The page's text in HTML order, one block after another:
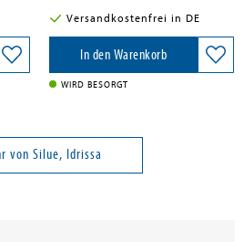
Versandkostenfrei in DE
In den Warenkorb
WIRD BESORGT
von Silue, Idrissa